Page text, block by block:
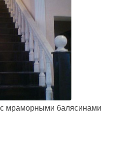
с мраморными балясинами